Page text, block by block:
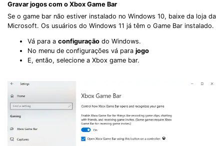
Gravar jogos com o Xbox Game Bar
Se o game bar não estiver instalado no Windows 10, baixe da loja da
Microsoft. Os usuários do Windows 11 já têm o Game Bar instalado.
Vá para a configuração do Windows.
No menu de configurações vá para jogo
E, então, selecione a Xbox game bar.